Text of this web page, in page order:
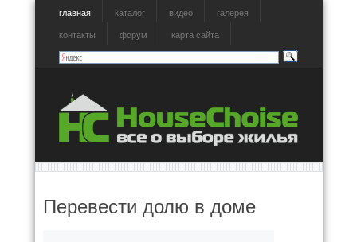
главная каталог видео
галерея
контакты
форум карта сайта
Перевести долю в доме